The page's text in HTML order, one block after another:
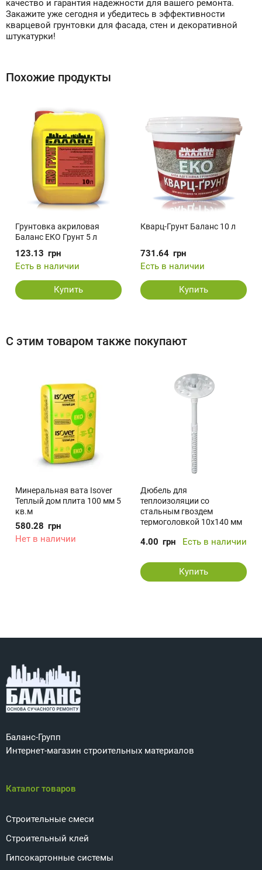
качество и гарантия надежности для вашего ремонта.
Закажите уже сегодня и убедитесь в эффективности
кварцевой грунтовки для фасада, стен и декоративной
штукатурки!
Похожие продукты
Грунтовка акриловая
Баланс ЕКО Грунт 5 л
123.13 грн
Есть в наличии
Купить
Кварц-Грунт Баланс 10 л
731.64 грн
Есть в наличии
Купить
С этим товаром также покупают
Минеральная вата Isover
Теплый дом плита 100 мм 5
кв.м
580.28 грн
Нет в наличии
Дюбель для
теплоизоляции со
стальным гвоздем
термоголовкой 10x140 мм
4.00 грн Есть в наличии
Купить
Баланс-Групп
Интернет-магазин строительных материалов
Каталог товаров
Строительные смеси
Строительный клей
Гипсокартонные системы